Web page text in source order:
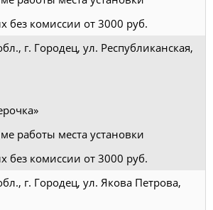
без комиссии от 3000 руб.
г. Городец, ул. Республиканская,
работы места установки
без комиссии от 3000 руб.
г. Городец, ул. Якова Петрова,